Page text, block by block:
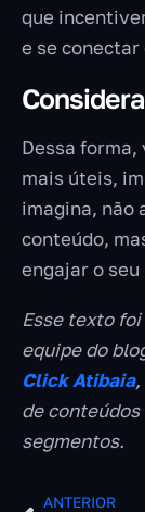
que
e se conectar
Dessa forma,
mais úteis,
imagina, não
conteúdo,
engajar o seu
Esse texto
equipe do
Click Atibaia,
de
segmentos.
ANTERIOR